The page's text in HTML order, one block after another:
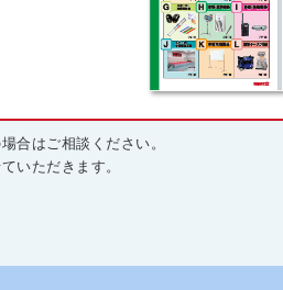
合はご相談ください。
いただきます。